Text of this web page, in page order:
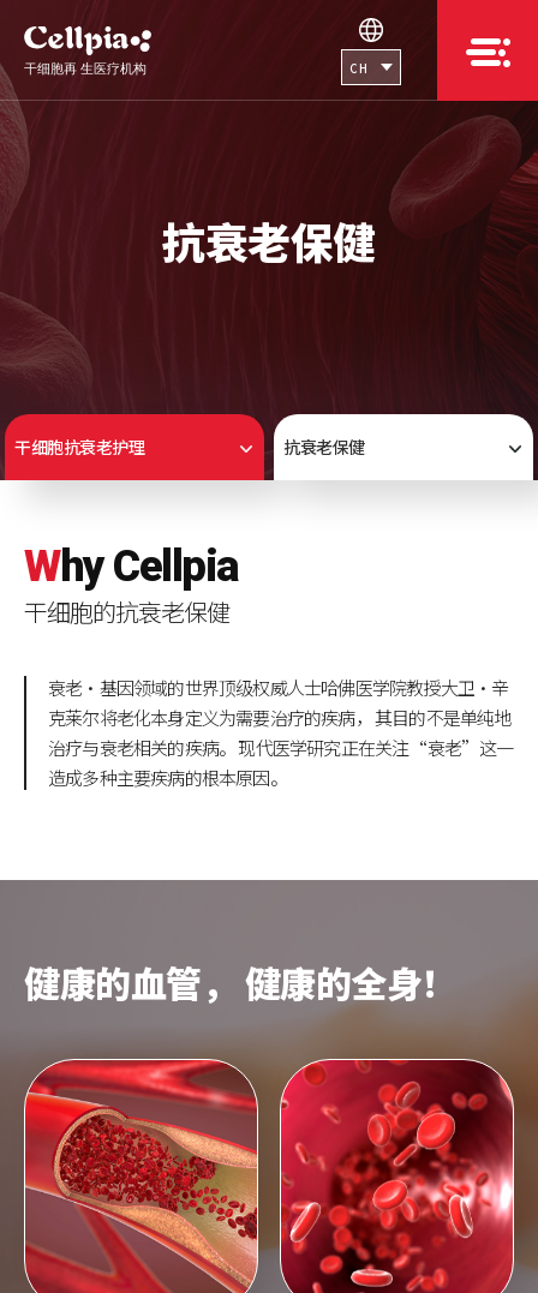
CH
抗衰老保健
干细胞抗衰老护理 抗衰老保健
WhyCellpia
干细胞的抗衰老保健
衰老·基因领域的世界顶级权威人士哈佛医学院教授大卫·辛
克莱尔将老化本身定义为需要治疗的疾病， 其目的不是单纯地
治疗与衰老相关的疾病。 现代医学研究正在关注“衰老”这一
造成多种主要疾病的根本原因。
健康的血管， 健康的全身！